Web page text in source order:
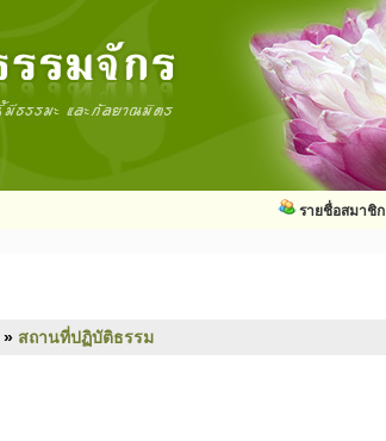
รายชื่อสมาชิก
» สถานที่ปฏิบัติธรรม